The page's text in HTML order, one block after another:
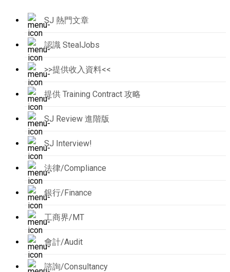
SJ 熱門文章
認識 StealJobs
>>提供收入資料<<
提供 Training Contract 攻略
SJ Review 進階版
SJ Interview!
法律/Compliance
銀行/Finance
工商界/MT
會計/Audit
諮詢/Consultancy